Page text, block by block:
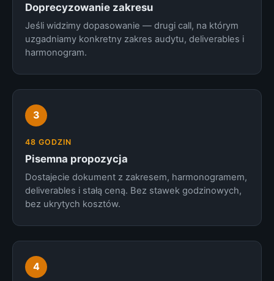
Doprecyzowanie zakresu
Jeśli widzimy dopasowanie — drugi call, na którym
uzgadniamy konkretny zakres audytu, deliverables i
harmonogram.
3
48 GODZIN
Pisemna propozycja
Dostajecie dokument z zakresem, harmonogramem,
deliverables i stałą ceną. Bez stawek godzinowych,
bez ukrytych kosztów.
4